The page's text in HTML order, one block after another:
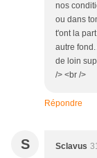
nos
ou dans
t'ont la
autre
de loin
/> <br />
Répondre
S Sclavus